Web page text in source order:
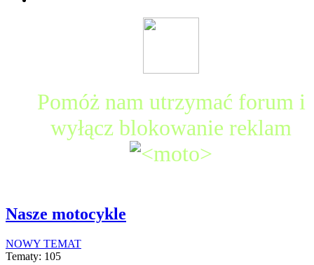
Pomóż nam utrzymać forum i
wyłącz blokowanie reklam
Nasze motocykle
NOWY TEMAT
Tematy: 105